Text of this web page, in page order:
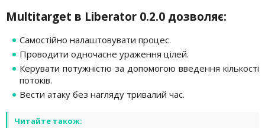
Multitarget в Liberator 0.2.0 дозволяє:
Самостійно налаштовувати процес.
Проводити одночасне ураження цілей.
Керувати потужністю за допомогою введення кількості
потоків.
Вести атаку без нагляду тривалий час.
Читайте також: